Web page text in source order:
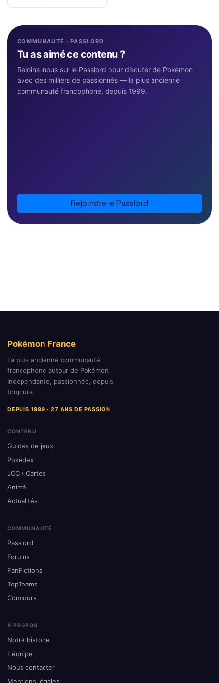
COMMUNAUTÉ · PASSLORD
Tu as aimé ce contenu ?
Rejoins-nous sur le Passlord pour discuter de Pokémon
avec des milliers de passionnés — la plus ancienne
communauté francophone, depuis 1999.
Rejoindre le Passlord
Pokémon France
La plus ancienne communauté
francophone autour de Pokémon.
Indépendante, passionnée, depuis
toujours.
DEPUIS 1999 · 27 ANS DE PASSION
CONTENU
Guides de jeux
Pokédex
JCC / Cartes
Animé
Actualités
COMMUNAUTÉ
Passlord
Forums
FanFictions
TopTeams
Concours
À PROPOS
Notre histoire
L'équipe
Nous contacter
Mentions légales